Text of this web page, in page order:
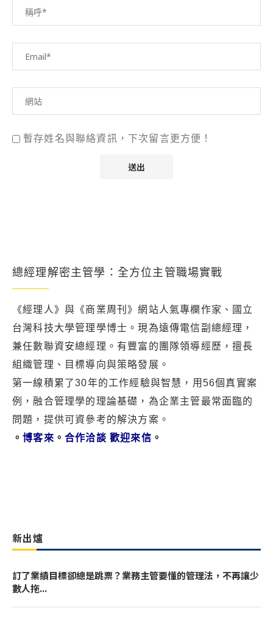
暫存姓名與聯絡資訊，下次留言更方便！
總經理解密主管學：全方位主管職場實戰
《經理人》與《商業周刊》網站人氣專欄作家、國立
台灣科技大學管理學博士。現為遠傳電信副總經理，
兼任數聯資安總經理。有豐富的團隊領導經歷，擅長
組織管理、目標導向與策略發展。
第一線積累了30年的工作經驗與智慧，用56個真實案
例，融合管理學的理論基礎，為企業主管最常面臨的
問題，提供可資參考的解決方案。
。博客來 。合作洽談 歡迎來信 。
新出爐
訂了業績目標卻總是跳票？業務主管要懂的管理法，不再讓少
數人拖...